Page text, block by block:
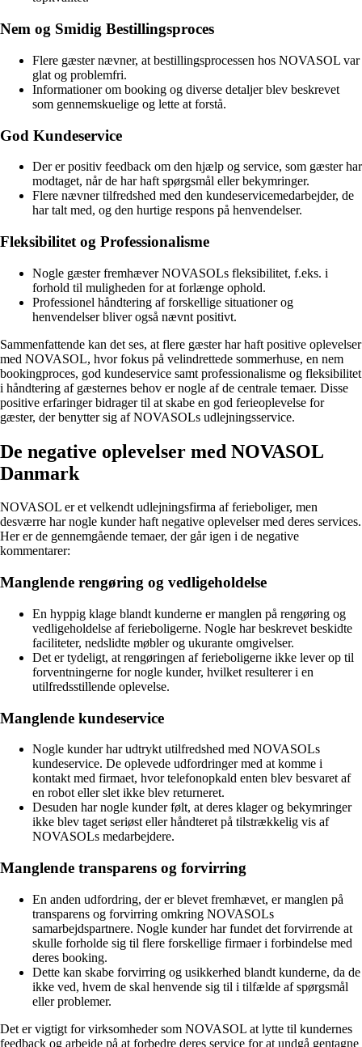
Nem og Smidig Bestillingsproces
Flere gæster nævner, at bestillingsprocessen hos NOVASOL var
glat og problemfri.
Informationer om booking og diverse detaljer blev beskrevet
som gennemskuelige og lette at forstå.
God Kundeservice
Der er positiv feedback om den hjælp og service, som gæster har
modtaget, når de har haft spørgsmål eller bekymringer.
Flere nævner tilfredshed med den kundeservicemedarbejder, de
har talt med, og den hurtige respons på henvendelser.
Fleksibilitet og Professionalisme
Nogle gæster fremhæver NOVASOLs fleksibilitet, f.eks. i
forhold til muligheden for at forlænge ophold.
Professionel håndtering af forskellige situationer og
henvendelser bliver også nævnt positivt.
Sammenfattende kan det ses, at flere gæster har haft positive oplevelser
med NOVASOL, hvor fokus på velindrettede sommerhuse, en nem
bookingproces, god kundeservice samt professionalisme og fleksibilitet
i håndtering af gæsternes behov er nogle af de centrale temaer. Disse
positive erfaringer bidrager til at skabe en god ferieoplevelse for
gæster, der benytter sig af NOVASOLs udlejningsservice.
De negative oplevelser med NOVASOL
Danmark
NOVASOL er et velkendt udlejningsfirma af ferieboliger, men
desværre har nogle kunder haft negative oplevelser med deres services.
Her er de gennemgående temaer, der går igen i de negative
kommentarer:
Manglende rengøring og vedligeholdelse
En hyppig klage blandt kunderne er manglen på rengøring og
vedligeholdelse af ferieboligerne. Nogle har beskrevet beskidte
faciliteter, nedslidte møbler og ukurante omgivelser.
Det er tydeligt, at rengøringen af ferieboligerne ikke lever op til
forventningerne for nogle kunder, hvilket resulterer i en
utilfredsstillende oplevelse.
Manglende kundeservice
Nogle kunder har udtrykt utilfredshed med NOVASOLs
kundeservice. De oplevede udfordringer med at komme i
kontakt med firmaet, hvor telefonopkald enten blev besvaret af
en robot eller slet ikke blev returneret.
Desuden har nogle kunder følt, at deres klager og bekymringer
ikke blev taget seriøst eller håndteret på tilstrækkelig vis af
NOVASOLs medarbejdere.
Manglende transparens og forvirring
En anden udfordring, der er blevet fremhævet, er manglen på
transparens og forvirring omkring NOVASOLs
samarbejdspartnere. Nogle kunder har fundet det forvirrende at
skulle forholde sig til flere forskellige firmaer i forbindelse med
deres booking.
Dette kan skabe forvirring og usikkerhed blandt kunderne, da de
ikke ved, hvem de skal henvende sig til i tilfælde af spørgsmål
eller problemer.
Det er vigtigt for virksomheder som NOVASOL at lytte til kundernes
feedback og arbejde på at forbedre deres service for at undgå gentagne